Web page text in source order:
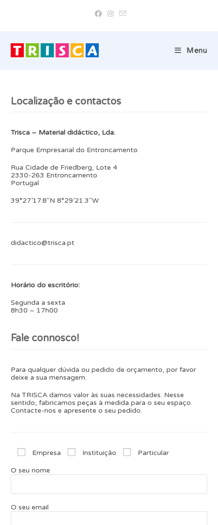
Menu
Localização e contactos
Trisca – Material didáctico, Lda.
Parque Empresarial do Entroncamento
Rua Cidade de Friedberg, Lote 4
2330-263 Entroncamento
Portugal
39°27’17.8″N 8°29’21.3″W
didactico@trisca.pt
Horário do escritório:
Segunda a sexta
8h30 – 17h00
Fale connosco!
Para qualquer dúvida ou pedido de orçamento, por favor
deixe a sua mensagem.
Na TRISCA damos valor às suas necessidades. Nesse
sentido, fabricamos peças à medida para o seu espaço.
Contacte-nos e apresente o seu pedido.
Empresa Instituição Particular
O seu nome
O seu email